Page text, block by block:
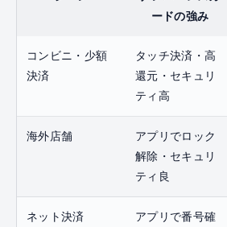
ードの強み
コンビニ・少額
決済
タッチ決済・高
還元・セキュリ
ティ高
海外店舗
アプリでロック
解除・セキュリ
ティ良
ネット決済
アプリで番号確